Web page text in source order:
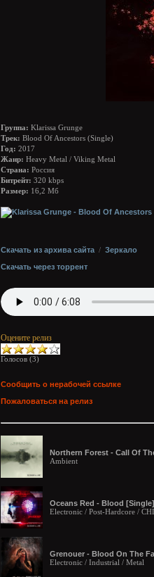
Группа: Klarissa Grunge
Трек: Blood Of Ancestors (Single)
Год: 2017
Жанр: Heavy Metal / Viking Metal
Страна: Россия
Битрейт: 320 kbps
Размер: 16,2 Мб
Скачать из архива сайта / Зеркало
Скачать через торрент
Оцените релиз
Голосов (3)
Сообщить о нерабочей ссылке
Пожаловаться на релиз
Northern Forest - Call Of
Ambient
Oceans Red - Blood
Electronic / Post-Hardcore /
Grenouer - Blood On The
Electronic / Industrial / Metal